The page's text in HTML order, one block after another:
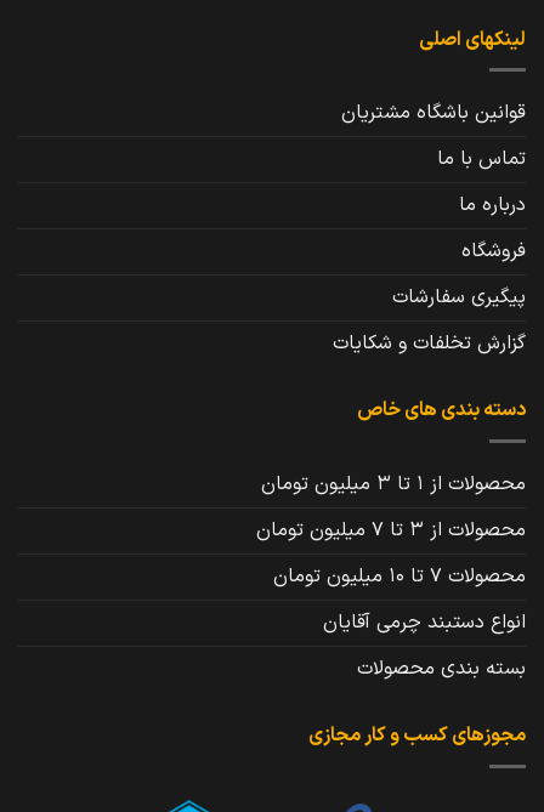
لینکهای اصلی
قوانین باشگاه مشتریان
تماس با ما
درباره ما
فروشگاه
پیگیری سفارشات
گزارش تخلفات و شکایات
دسته بندی های خاص
محصولات از 1 تا 3 میلیون تومان
محصولات از 3 تا 7 میلیون تومان
محصولات 7 تا 10 میلیون تومان
انواع دستبند چرمی آقایان
بسته بندی محصولات
مجوزهای کسب و کار مجازی